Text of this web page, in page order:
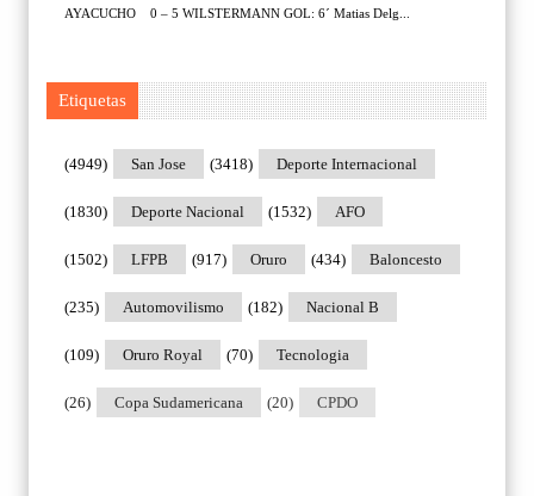
AYACUCHO 0 – 5 WILSTERMANN GOL: 6´ Matias Delg...
Etiquetas
San Jose
(4949) Deporte Internacional
(3418)
Deporte Nacional
(1830) AFO
(1532)
LFPB
(1502) Oruro
(917) Baloncesto
(434)
Automovilismo
(235) Nacional B
(182)
Oruro Royal
(109) Tecnologia
(70)
Copa Sudamericana
(26) CPDO
(20)